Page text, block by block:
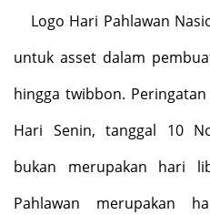
Logo Hari Pahlawan
untuk asset dalam
hingga twibbon.
Hari Senin, tanggal 10
bukan merupakan hari
Pahlawan merupakan